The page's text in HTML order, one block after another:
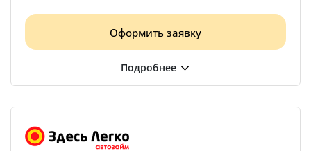
Оформить заявку